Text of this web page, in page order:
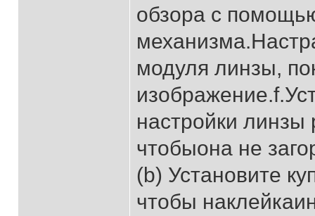
обзора с
модуля линзы,
настройки
чтобыона не
(b) Установите
чтобы